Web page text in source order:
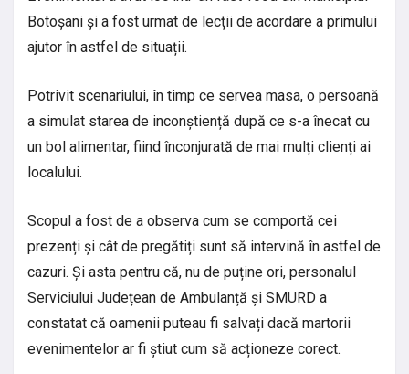
Botoșani și a fost urmat de lecții de acordare a primului
ajutor în astfel de situații.
Potrivit scenariului, în timp ce servea masa, o persoană
a simulat starea de inconștiență după ce s-a înecat cu
un bol alimentar, fiind înconjurată de mai mulți clienți ai
localului.
Scopul a fost de a observa cum se comportă cei
prezenți și cât de pregătiți sunt să intervină în astfel de
cazuri. Și asta pentru că, nu de puține ori, personalul
Serviciului Județean de Ambulanță și SMURD a
constatat că oamenii puteau fi salvați dacă martorii
evenimentelor ar fi știut cum să acționeze corect.